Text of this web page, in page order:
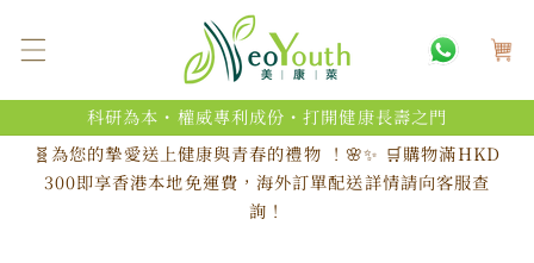
容
物
科研為本・權威專利成份・打開健康長壽之門
🧬為您的摯愛送上健康與青春的禮物 ！🌸✨ 🛒購物滿HKD
300即享香港本地免運費，海外訂單配送詳情請向客服查
詢！